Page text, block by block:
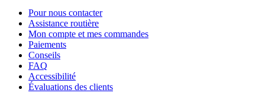
Pour nous contacter
Assistance routière
Mon compte et mes commandes
Paiements
Conseils
FAQ
Accessibilité
Évaluations des clients